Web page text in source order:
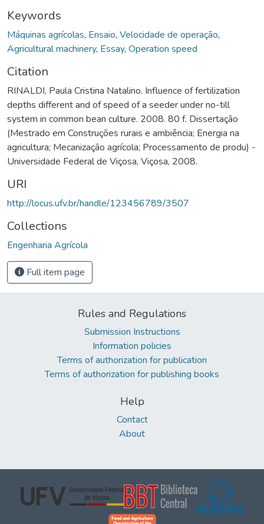
Keywords
Máquinas agrícolas, Ensaio, Velocidade de operação,
Agricultural machinery, Essay, Operation speed
Citation
RINALDI, Paula Cristina Natalino. Influence of fertilization
depths different and of speed of a seeder under no-till
system in common bean culture. 2008. 80 f. Dissertação
(Mestrado em Construções rurais e ambiência; Energia na
agricultura; Mecanização agrícola; Processamento de produ) -
Universidade Federal de Viçosa, Viçosa, 2008.
URI
http://locus.ufv.br/handle/123456789/3507
Collections
Engenharia Agrícola
Full item page
Rules and Regulations
Submission Instructions
Information policies
Terms of authorization for publication
Terms of authorization for publishing books
Help
Contact
About